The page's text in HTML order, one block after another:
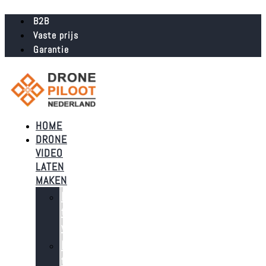
B2B
Vaste prijs
Garantie
HOME
DRONE
VIDEO
LATEN
MAKEN
Dronebeelden
t.b.v.
verkoop
Dronebeelden
t.b.v.